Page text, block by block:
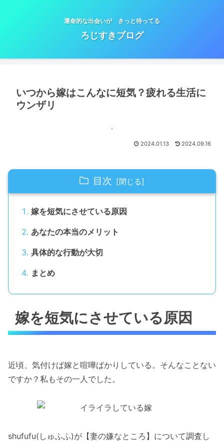
運命的な出会いが きっと待ってる
ろじすきブログ
いつから嫁はこんなに短気？疲れる生活に
ウンザリ
2024.01.13 2024.09.16
目次
嫁を短気にさせている原因
あなたの本当のメリット
具体的な行動が大切
まとめ
嫁を短気にさせている原因
近頃、気付けば嫁と喧嘩ばかりしている。そんなことない
ですか？私もその一人でした。
shufufu(しゅふふ)が【妻の嫌なところ】について調査し